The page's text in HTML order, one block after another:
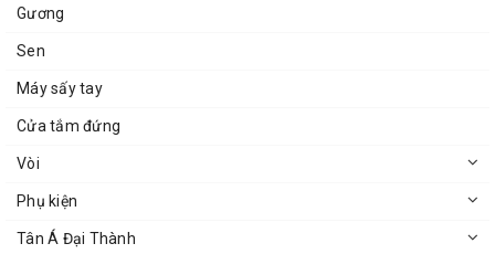
Gương
Sen
Máy sấy tay
Cửa tắm đứng
Vòi
Phụ kiện
Tân Á Đại Thành